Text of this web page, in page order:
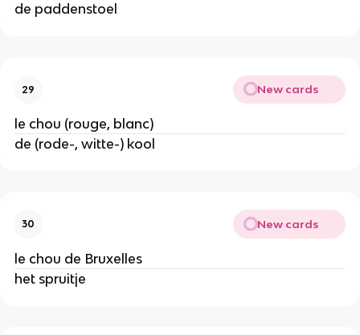
de paddenstoel
29 New cards
le chou (rouge, blanc)
de (rode-, witte-) kool
30 New cards
le chou de Bruxelles
het spruitje